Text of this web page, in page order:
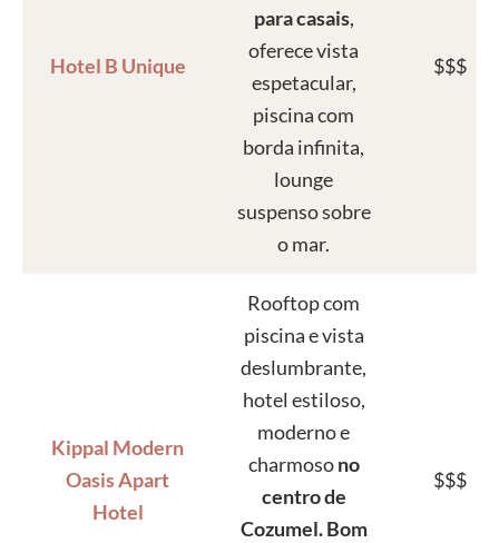
Hotel B Unique
para casais,
oferece vista
espetacular,
piscina com
borda infinita,
lounge
suspenso sobre
o mar.
$$$
Kippal Modern
Oasis Apart
Hotel
Rooftop com
piscina e vista
deslumbrante,
hotel estiloso,
moderno e
charmosono
centro de
Cozumel. Bom
$$$